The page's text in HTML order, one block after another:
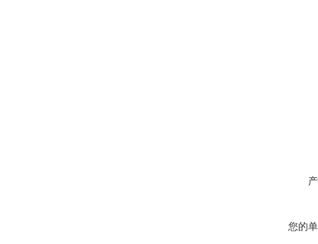
您的